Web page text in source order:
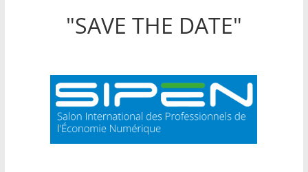
"SAVE THE DATE"